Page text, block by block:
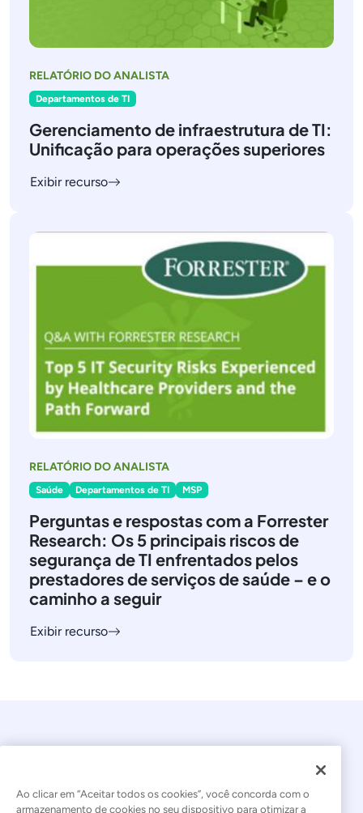
RELATÓRIO DO ANALISTA
Departamentos de TI
Gerenciamento de infraestrutura de TI:
Unificação para operações superiores
Exibir recurso
RELATÓRIO DO ANALISTA
Saúde Departamentos de TI MSP
Perguntas e respostas com a Forrester
Research: Os 5 principais riscos de
segurança de TI enfrentados pelos
prestadores de serviços de saúde – e o
caminho a seguir
Exibir recurso
Ao clicar em “Aceitar todos os cookies”, você concorda com o
armazenamento de cookies no seu dispositivo para otimizar a